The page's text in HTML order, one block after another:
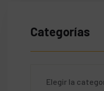
Categorías